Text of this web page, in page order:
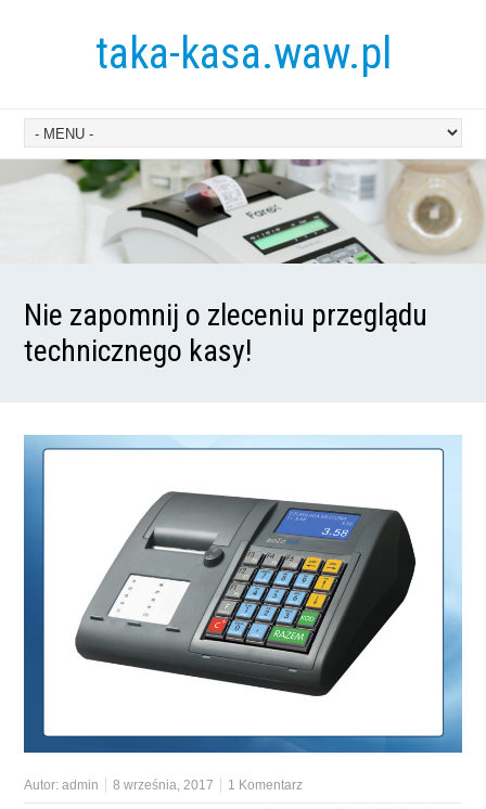
taka-kasa.waw.pl
Nie zapomnij o zleceniu przeglądu
technicznego kasy!
Autor:admin 8 września, 2017 1 Komentarz